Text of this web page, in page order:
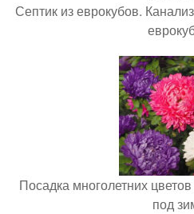
Септик из еврокубов.
Посадка многолетних
под